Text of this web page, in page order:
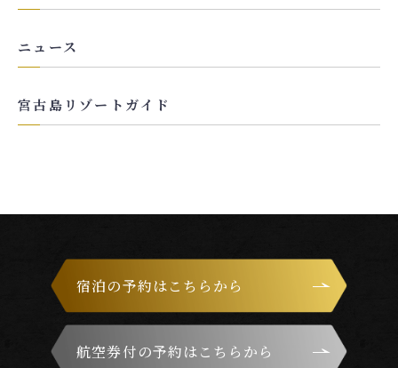
ニュース
宮古島リゾートガイド
宿泊の予約はこちらから
航空券付の予約はこちらから